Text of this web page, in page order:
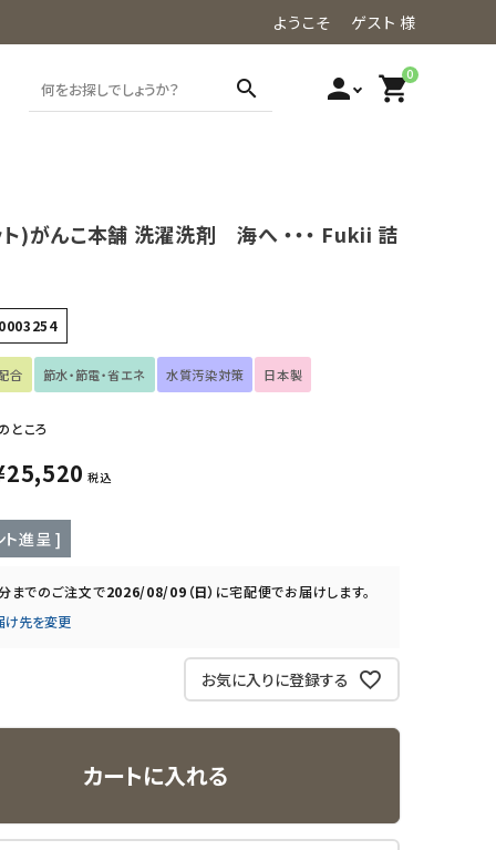
ようこそ ゲスト 様
search person 0
shopping_cart
)がんこ本舗 洗濯洗剤 海へ ・・・ Fukii 詰
合 節水・節電・省エネ 水質汚染対策 日本製
ところ
25,520 税込
ト進呈 ]
までのご注文で2026/08/09（日） に宅配便でお届けします。
け先を変更
お気に入りに登録する
カートに入れる